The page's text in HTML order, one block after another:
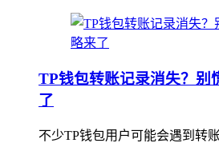
TP钱包转账记录消失？别
了
不少TP钱包用户可能会遇到转